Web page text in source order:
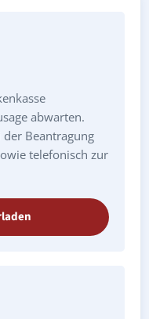
abwarten.
Beantragung
telefonisch zur